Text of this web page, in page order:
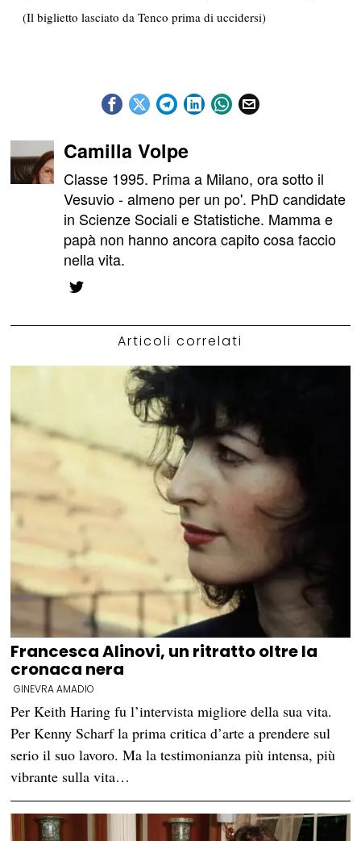
(Il biglietto lasciato da Tenco prima di uccidersi)
Camilla Volpe
Classe 1995. Prima a Milano, ora sotto il
Vesuvio - almeno per un po'. PhD candidate
in Scienze Sociali e Statistiche. Mamma e
papà non hanno ancora capito cosa faccio
nella vita.
Articoli correlati
Francesca Alinovi, un ritratto oltre la
cronaca nera
GINEVRA AMADIO
Per Keith Haring fu l’intervista migliore della sua vita.
Per Kenny Scharf la prima critica d’arte a prendere sul
serio il suo lavoro. Ma la testimonianza più intensa, più
vibrante sulla vita…